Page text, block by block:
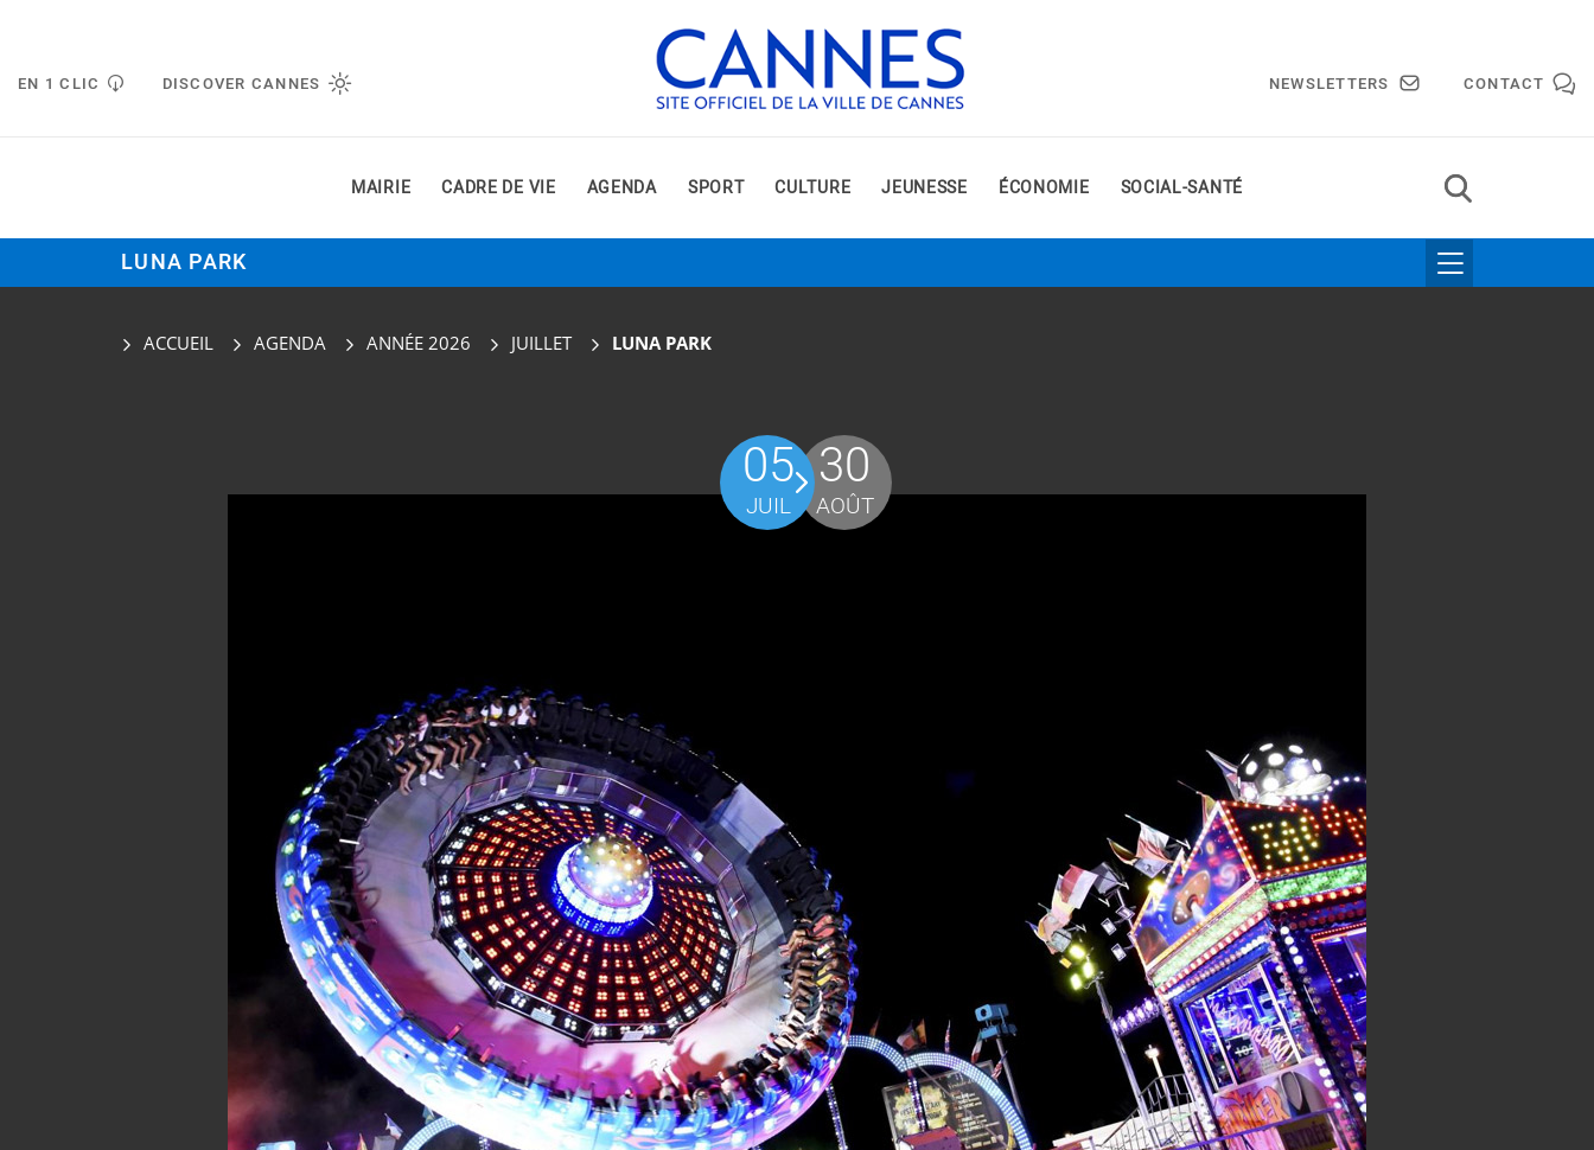
EN 1 CLIC DISCOVER CANNES NEWSLETTERS CONTACT
MAIRIE CADRE DE VIE AGENDA SPORT CULTURE JEUNESSE ÉCONOMIE SOCIAL-SANTÉ
LUNA PARK
ACCUEIL AGENDA ANNÉE 2026 JUILLET LUNA PARK
05
JUIL
30
AOÛT